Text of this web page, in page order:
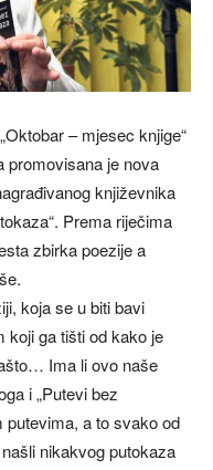
– mjesec knjige“
promovisana je nova
književnika
Prema riječima
zbirka poezije a
koja se u biti bavi
koji ga tišti od kako je
Ima li ovo naše
i „Putevi bez
putevima, a to svako od
nikakvog putokaza